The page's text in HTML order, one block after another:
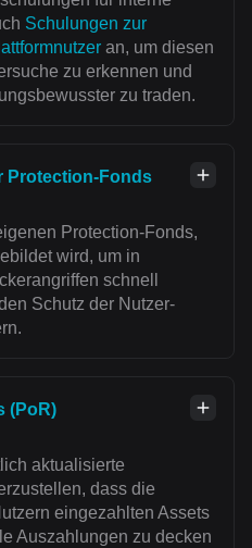
Schulungen zur
an, um diesen
zu erkennen und
zu traden.
Protection-Fonds
Protection-Fonds,
wird, um in
schnell
Schutz der Nutzer-
(PoR)
aktualisierte
dass die
eingezahlten Assets
Auszahlungen zu decken